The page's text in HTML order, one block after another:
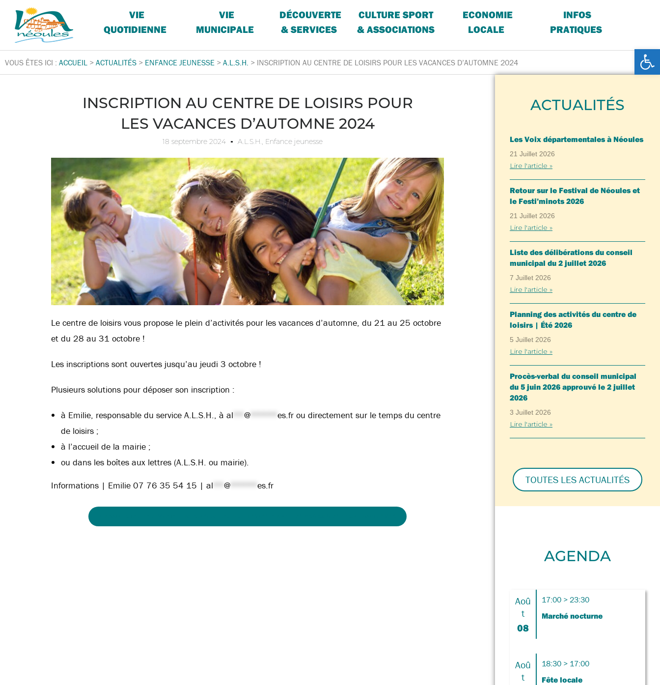
VIE
QUOTIDIENNE
VIE
MUNICIPALE
DÉCOUVERTE
& SERVICES
CULTURE SPORT
& ASSOCIATIONS
ECONOMIE
LOCALE
INFOS
PRATIQUES
VOUS ÊTES ICI : ACCUEIL > ACTUALITÉS > ENFANCE JEUNESSE > A.L.S.H. > INSCRIPTION AU CENTRE DE LOISIRS POUR LES VACANCES D’AUTOMNE 2024
INSCRIPTION AU CENTRE DE LOISIRS POUR
LES VACANCES D’AUTOMNE 2024
18 septembre 2024 A.L.S.H., Enfance jeunesse
Le centre de loisirs vous propose le plein d’activités pour les vacances d’automne, du 21 au 25 octobre
et du 28 au 31 octobre !
Les inscriptions sont ouvertes jusqu’au jeudi 3 octobre !
Plusieurs solutions pour déposer son inscription :
à Emilie, responsable du service A.L.S.H., à al @ es.fr ou directement sur le temps du centre
de loisirs ;
à l’accueil de la mairie ;
ou dans les boîtes aux lettres (A.L.S.H. ou mairie).
Informations | Emilie 07 76 35 54 15 | al @ es.fr
ACTUALITÉS
Les Voix départementales à Néoules
21 Juillet 2026
Lire l'article »
Retour sur le Festival de Néoules et
le Festi’minots 2026
21 Juillet 2026
Lire l'article »
Liste des délibérations du conseil
municipal du 2 juillet 2026
7 Juillet 2026
Lire l'article »
Planning des activités du centre de
loisirs | Été 2026
5 Juillet 2026
Lire l'article »
Procès-verbal du conseil municipal
du 5 juin 2026 approuvé le 2 juillet
2026
3 Juillet 2026
Lire l'article »
TOUTES LES ACTUALITÉS
AGENDA
Aoû
t
08
17:00 > 23:30
Marché nocturne
Aoû
t
18:30 > 17:00
Fête locale